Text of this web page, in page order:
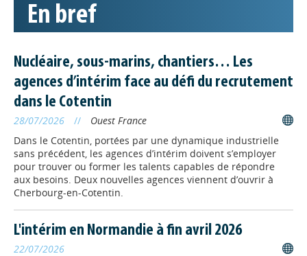
lutter contre les stéréotypes
l’industrie
Dans le cadre de Cotent’Industries, une nouvelle action se
déroulera du 4 mars au 28 avril 2026 dans 7 établissements
scolaires, ce qui représente plus de 600 élèves de classe de
5ᵉ et 4ᵉ sensibilisés.
FORMATION// 03/11/2025
La Normandie forme les
futurs atomiciens
L’université de Caen Normandie et la
Marine nationale créent une
formation pour les atomiciens
En bref
Nucléaire, sous-marins, chantiers… Les
agences d’intérim face au défi du recrutement
dans le Cotentin
28/07/2026 //
Ouest France
Dans le Cotentin, portées par une dynamique industrielle
sans précédent, les agences d’intérim doivent s’employer
pour trouver ou former les talents capables de répondre
aux besoins. Deux nouvelles agences viennent d’ouvrir à
Cherbourg-en-Cotentin.
L'intérim en Normandie à fin avril 2026
22/07/2026